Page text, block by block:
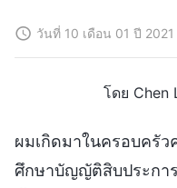
วันที่ 10 เดือน 01 ปี 2021
โดย Chen
ผมเกิดมาในครอบครั
ศึกษาบัญญัติสิบประกา